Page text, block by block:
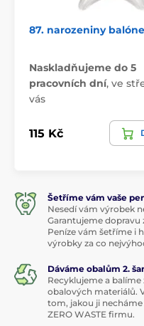
87. narozeniny
Naskladňujeme do 5
pracovních dní, ve
vás
115 Kč
Šetříme vám vaše
Nesedí vám výrobek
Garantujeme dopravu
Peníze vám šetříme i
výrobky za co
Dáváme obalům 2.
Recyklujeme a
obalových materiálů.
tom, jakou ji
ZERO WASTE firmu.